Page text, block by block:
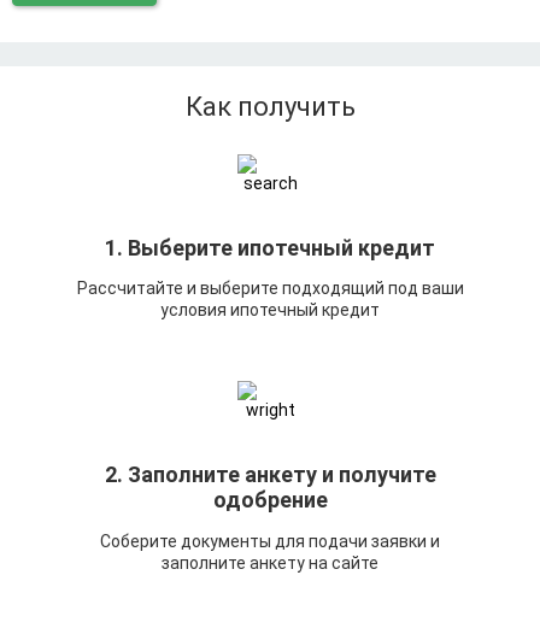
Как получить
1. Выберите ипотечный кредит
Рассчитайте и выберите подходящий под ваши
условия ипотечный кредит
2. Заполните анкету и получите
одобрение
Соберите документы для подачи заявки и
заполните анкету на сайте